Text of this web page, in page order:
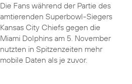
Die Fans während der Partie des
amtierenden Superbowl-Siegers
Kansas City Chiefs gegen die
Miami Dolphins am 5. November
nutzten in Spitzenzeiten mehr
mobile Daten als je zuvor.